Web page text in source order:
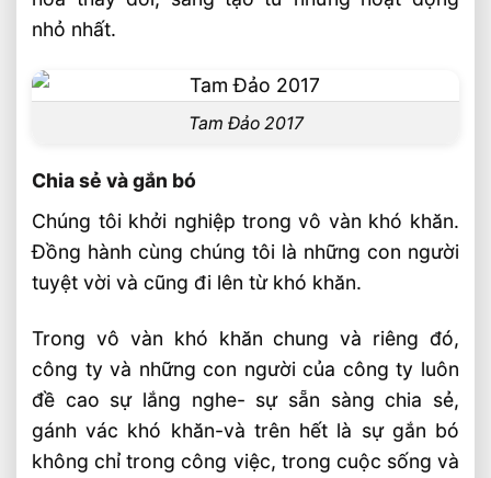
nhỏ nhất.
Tam Đảo 2017
Chia sẻ và gắn bó
Chúng tôi khởi nghiệp trong vô vàn khó khăn.
Đồng hành cùng chúng tôi là những con người
tuyệt vời và cũng đi lên từ khó khăn.
Trong vô vàn khó khăn chung và riêng đó,
công ty và những con người của công ty luôn
đề cao sự lắng nghe- sự sẵn sàng chia sẻ,
gánh vác khó khăn-và trên hết là sự gắn bó
không chỉ trong công việc, trong cuộc sống và